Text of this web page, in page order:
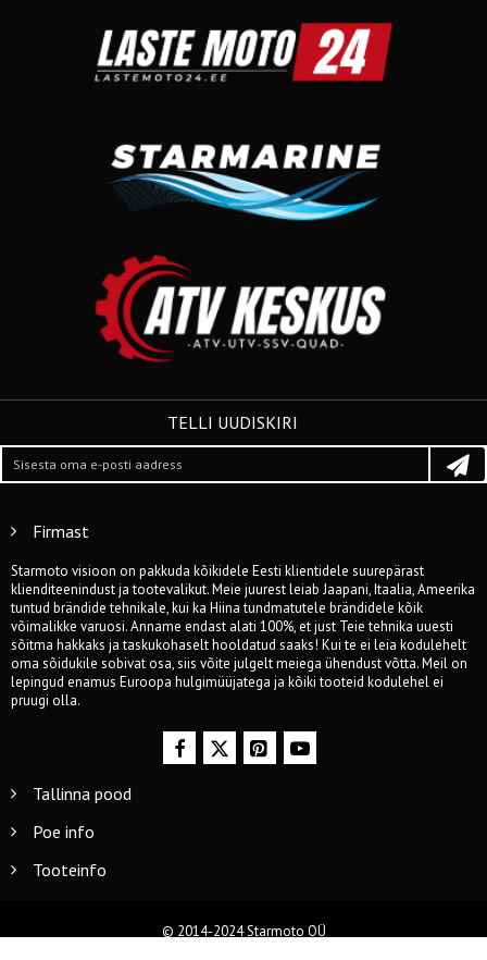
TELLI UUDISKIRI
Firmast
Starmoto visioon on pakkuda kõikidele Eesti klientidele suurepärast
klienditeenindust ja tootevalikut. Meie juurest leiab Jaapani, Itaalia, Ameerika
tuntud brändide tehnikale, kui ka Hiina tundmatutele brändidele kõik
võimalikke varuosi. Anname endast alati 100%, et just Teie tehnika uuesti
sõitma hakkaks ja taskukohaselt hooldatud saaks! Kui te ei leia kodulehelt
oma sõidukile sobivat osa, siis võite julgelt meiega ühendust võtta. Meil on
lepingud enamus Euroopa hulgimüüjatega ja kõiki tooteid kodulehel ei
pruugi olla.
Tallinna pood
Poe info
Tooteinfo
© 2014-2024 Starmoto OÜ